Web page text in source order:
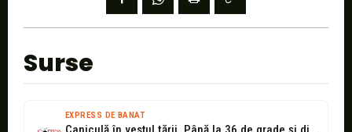
Surse
EXPRESS DE BANAT